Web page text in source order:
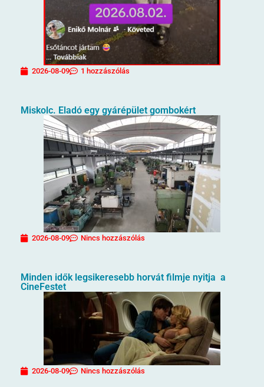
2026-08-09 1 hozzászólás
Miskolc. Eladó egy gyárépület gombokért
2026-08-09 Nincs hozzászólás
Minden idők legsikeresebb horvát filmje nyitja a
CineFestet
2026-08-09 Nincs hozzászólás